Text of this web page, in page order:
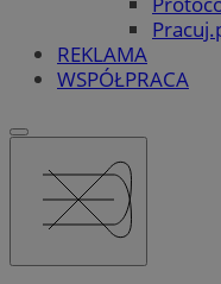
REKLAMA
WSPÓŁPRACA